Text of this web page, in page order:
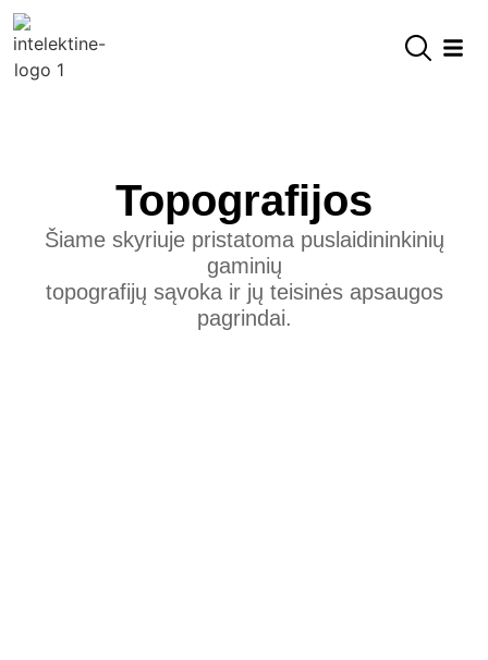
content
Topografijos
Šiame skyriuje pristatoma puslaidininkinių
gaminių
topografijų sąvoka ir jų teisinės apsaugos
pagrindai.